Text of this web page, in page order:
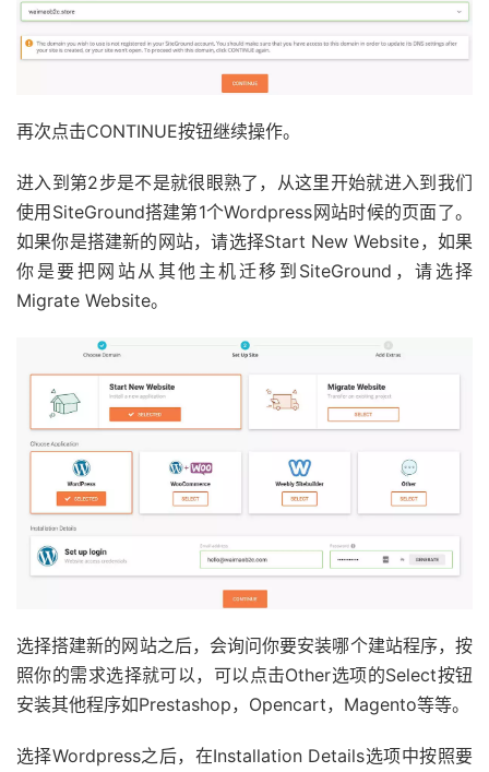
再次点击CONTINUE按钮继续操作。
进入到第2步是不是就很眼熟了，从这里开始就进入到我们
使用SiteGround搭建第1个Wordpress网站时候的页面了。
如果你是搭建新的网站，请选择Start New Website，如果
你是要把网站从其他主机迁移到SiteGround，请选择
Migrate Website。
选择搭建新的网站之后，会询问你要安装哪个建站程序，按
照你的需求选择就可以，可以点击Other选项的Select按钮
安装其他程序如Prestashop，Opencart，Magento等等。
选择Wordpress之后，在Installation Details选项中按照要